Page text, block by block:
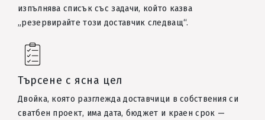
изпълнява списък със задачи, който казва
„резервирайте този доставчик следващ“.
Търсене с ясна цел
Двойка, която разглежда доставчици в собствения си
сватбен проект, има дата, бюджет и краен срок —